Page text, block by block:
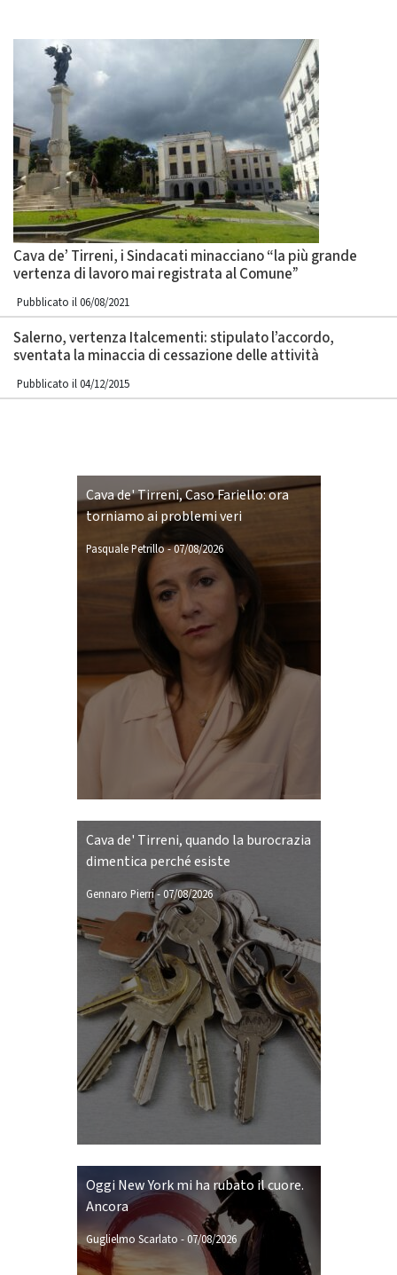
Cava de’ Tirreni, i Sindacati minacciano “la più grande
vertenza di lavoro mai registrata al Comune”
Pubblicato il 06/08/2021
Salerno, vertenza Italcementi: stipulato l’accordo,
sventata la minaccia di cessazione delle attività
Pubblicato il 04/12/2015
Cava de' Tirreni, Caso Fariello: ora
torniamo ai problemi veri
Pasquale Petrillo-07/08/2026
Cava de' Tirreni, quando la burocrazia
dimentica perché esiste
Gennaro Pierri- 07/08/2026
Oggi New York mi ha rubato il cuore.
Ancora
Guglielmo Scarlato -07/08/2026